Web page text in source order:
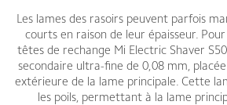
Les lames des rasoirs peuvent parfois
courts en raison de leur épaisseur.
têtes de rechange Mi Electric Shaver
secondaire ultra-fine de 0,08 mm,
extérieure de la lame principale. Cette
les poils, permettant à la lame